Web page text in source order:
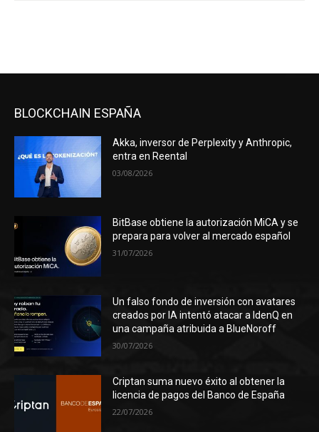
BLOCKCHAIN ESPAÑA
Akka, inversor de Perplexity y Anthropic,
entra en Reental
03/08/2026
BitBase obtiene la autorización MiCA y se
prepara para volver al mercado español
31/07/2026
Un falso fondo de inversión con avatares
creados por IA intentó atacar a IdenQ en
una campaña atribuida a BlueNoroff
30/07/2026
Criptan suma nuevo éxito al obtener la
licencia de pagos del Banco de España
22/07/2026